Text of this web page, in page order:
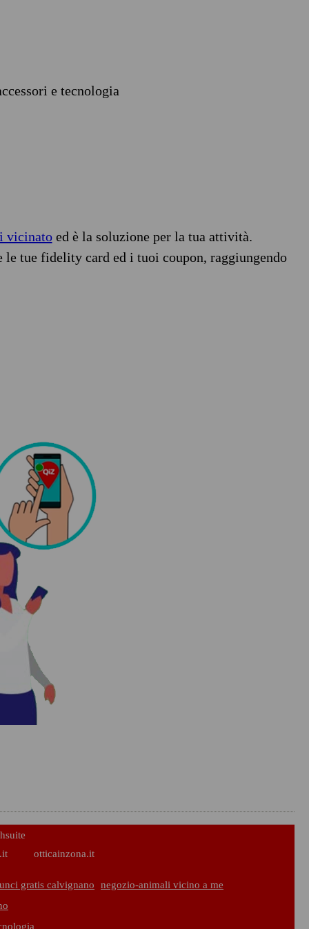
e tecnologia
vicinatoed è la soluzione per la tua attività.
tue fidelity card ed i tuoi coupon, raggiungendo
otticainzona.it
gratis calvignano
negozio-animali vicino a me